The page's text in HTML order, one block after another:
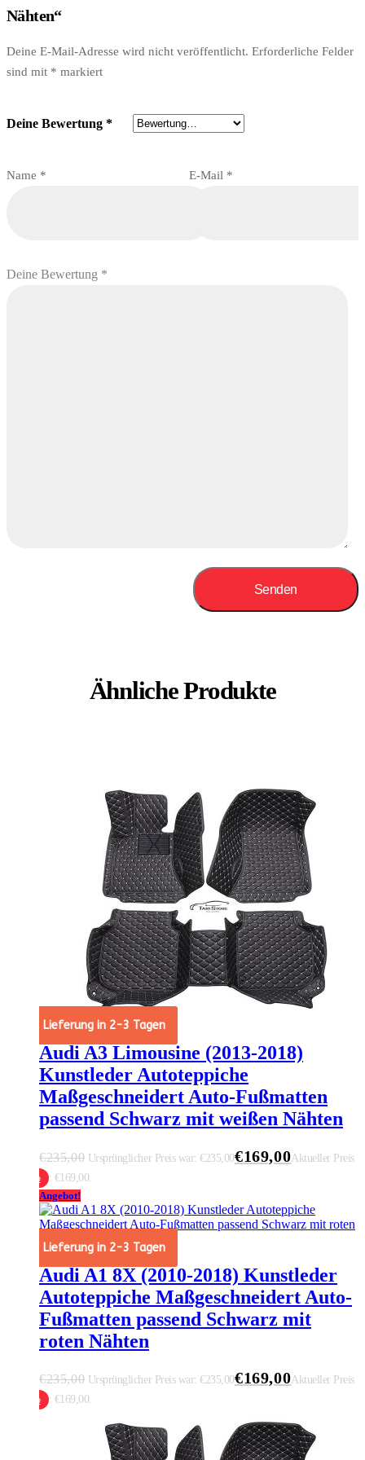
Nähten“
Deine E-Mail-Adresse wird nicht veröffentlicht. Erforderliche Felder
sind mit * markiert
Name * E-Mail *
Deine Bewertung *
Deine Bewertung *
Ähnliche Produkte
Angebot!
Lieferung in 2-3 Tagen
Audi A3 Limousine (2013-2018)
Kunstleder Autoteppiche
Maßgeschneidert Auto-Fußmatten
passend Schwarz mit weißen Nähten
€235,00 Ursprünglicher Preis war: €235,00€169,00Aktueller Preis
ist: €169,00.
Angebot!
Lieferung in 2-3 Tagen
Audi A1 8X (2010-2018) Kunstleder
Autoteppiche Maßgeschneidert Auto-
Fußmatten passend Schwarz mit
roten Nähten
€235,00 Ursprünglicher Preis war: €235,00€169,00Aktueller Preis
ist: €169,00.